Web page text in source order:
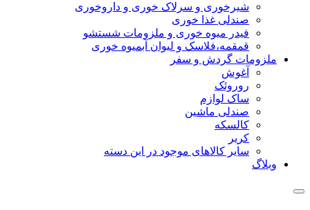
شیرخوری و سرلاک خوری و داروخوری
صندلی غذا خوری
فیدر میوه خوری و ملزومات شستشو
قمقمه،فلاسک و لیوان آبمیوه خوری
ملزومات گردش و سفر
آغوش
روروئک
ساک لوازم
صندلی ماشین
کالسکه
کریر
سایر کالاهای موجود در این دسته
وبلاگ